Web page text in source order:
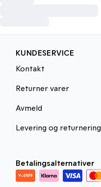
KUNDESERVICE
Kontakt
Returner varer
Avmeld
Levering og returnering
Betalingsalternativer